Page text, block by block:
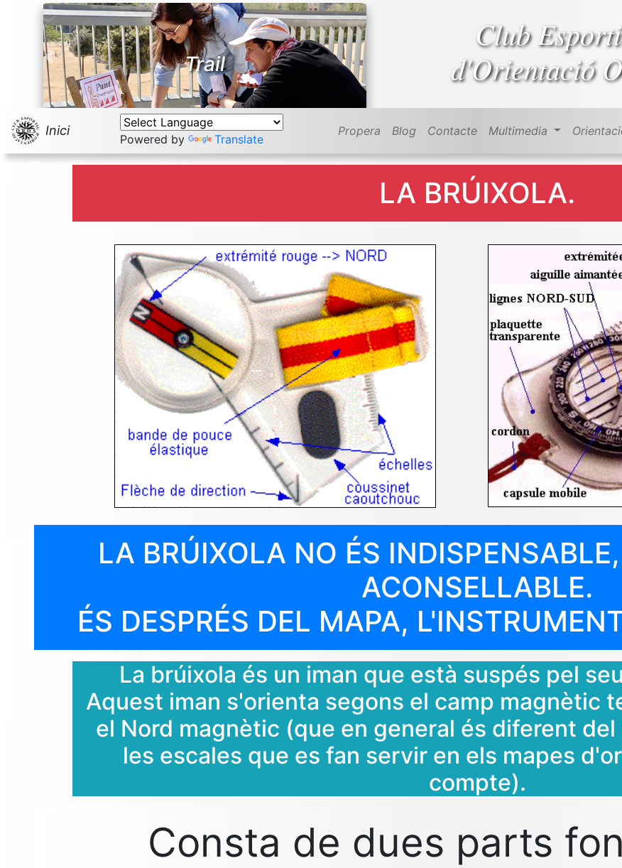
Nocturna
Previous
Club
d'Orientació
Inici
Powered by Translate
Propera Blog Contacte Multimedia
LA BRÚIXOLA.
LA BRÚIXOLA NO ÉS
ACONSELLABLE.
ÉS DESPRÉS DEL MAPA,
La brúixola és un iman que està suspés pel
Aquest iman s'orienta segons el camp magnètic
el Nord magnètic (que en general és diferent
les escales que es fan servir en els mapes
compte).
Consta de dues parts